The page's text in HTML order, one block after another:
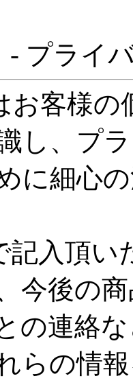
- プライ
お客様の
し、プ
に細心
記入頂い
今後の
の連絡
らの情